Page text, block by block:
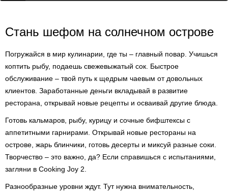
Стань шефом на солнечном острове
Погружайся в мир кулинарии, где ты – главный повар. Учишься
коптить рыбу, подаешь свежевыжатый сок. Быстрое
обслуживание – твой путь к щедрым чаевым от довольных
клиентов. Заработанные деньги вкладывай в развитие
ресторана, открывай новые рецепты и осваивай другие блюда.
Готовь кальмаров, рыбу, курицу и сочные бифштексы с
аппетитными гарнирами. Открывай новые рестораны на
острове, жарь блинчики, готовь десерты и миксуй разные соки.
Творчество – это важно, да? Если справишься с испытаниями,
загляни в Cooking Joy 2.
Разнообразные уровни ждут. Тут нужна внимательность,